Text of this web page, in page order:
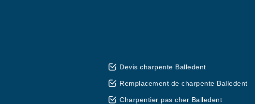
Devis charpente Balledent
Remplacement de charpente Balledent
Charpentier pas cher Balledent